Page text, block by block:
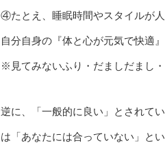
④たとえ、睡眠時間やスタイルが
自分自身の『体と心が元気で快適
※見てみないふり・だましだまし
逆に、「一般的に良い」とされて
は「あなたには合っていない」とい